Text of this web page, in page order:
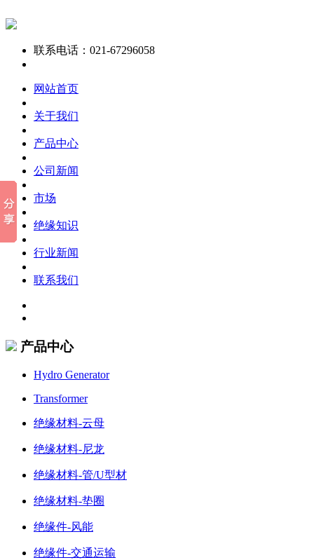
联系电话：021-67296058
网站首页
关于我们
产品中心
公司新闻
市场
绝缘知识
行业新闻
联系我们
产品中心
Hydro Generator
Transformer
绝缘材料-云母
绝缘材料-尼龙
绝缘材料-管/U型材
绝缘材料-垫圈
绝缘件-风能
绝缘件-交通运输